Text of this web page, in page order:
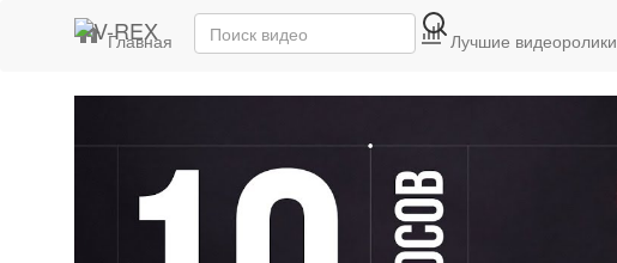
Главная Последние видео Лучшие видеоролики